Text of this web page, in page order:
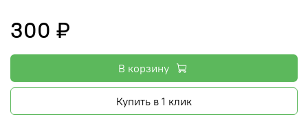
300 ₽
В корзину
Купить в 1 клик